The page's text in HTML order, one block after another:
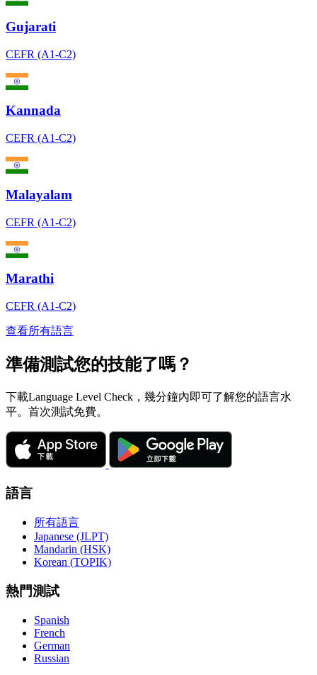
Gujarati
CEFR (A1-C2)
Kannada
CEFR (A1-C2)
Malayalam
CEFR (A1-C2)
Marathi
CEFR (A1-C2)
查看所有語言
準備測試您的技能了嗎？
下載Language Level Check，幾分鐘內即可了解您的語言水
平。首次測試免費。
語言
所有語言
Japanese (JLPT)
Mandarin (HSK)
Korean (TOPIK)
熱門測試
Spanish
French
German
Russian